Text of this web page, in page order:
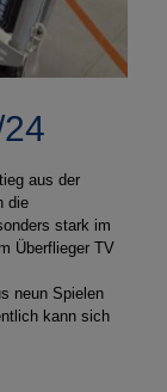
aus der
die
stark im
Überflieger TV
neun Spielen
kann sich